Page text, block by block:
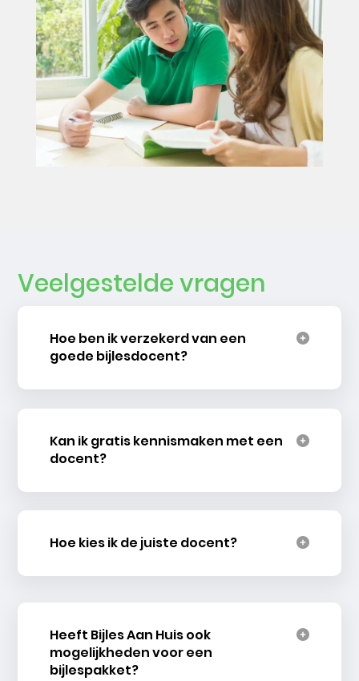
Veelgestelde vragen
Hoe ben ik verzekerd van een
goede bijlesdocent?
Kan ik gratis kennismaken met een
docent?
Hoe kies ik de juiste docent?
Heeft Bijles Aan Huis ook
mogelijkheden voor een
bijlespakket?